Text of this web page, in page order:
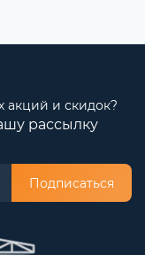
акций и скидок?
рассылку
Подписаться